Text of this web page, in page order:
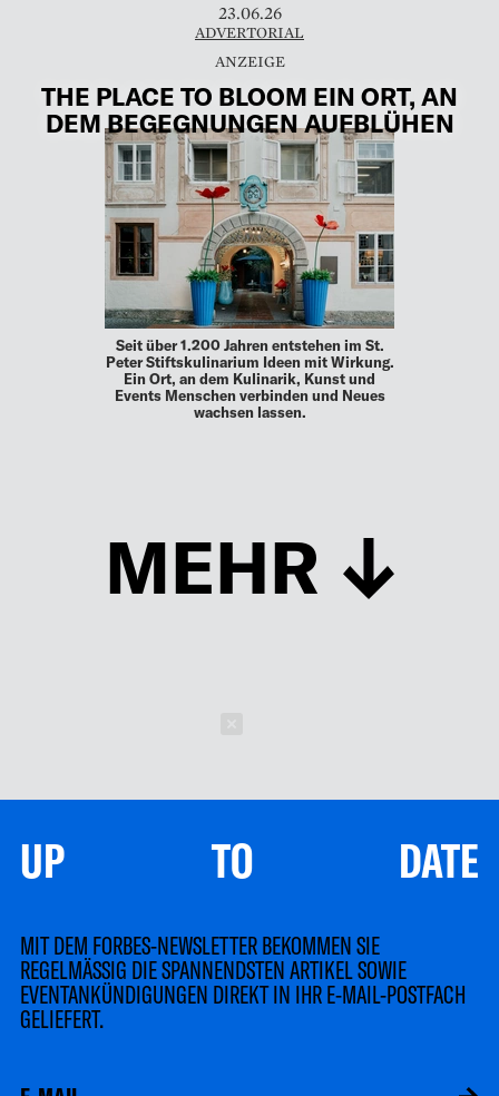
23.06.26
ADVERTORIAL
THE PLACE TO BLOOM EIN ORT, AN
DEM BEGEGNUNGEN AUFBLÜHEN
Seit über 1.200 Jahren entstehen im St.
Peter Stiftskulinarium Ideen mit Wirkung.
Ein Ort, an dem Kulinarik, Kunst und
Events Menschen verbinden und Neues
wachsen lassen.
MEHR
UP TO DATE
MIT DEM FORBES-NEWSLETTER BEKOMMEN SIE
REGELMÄSSIG DIE SPANNENDSTEN ARTIKEL SOWIE
EVENTANKÜNDIGUNGEN DIREKT IN IHR E-MAIL-POSTFACH
GELIEFERT.